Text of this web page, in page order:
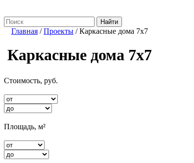
Главная /Проекты / Каркасные дома 7х7
Каркасные дома 7х7
Стоимость, руб.
Площадь, м²